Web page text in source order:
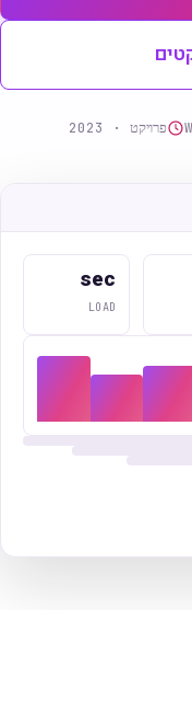
פרויקט · 2023
sec
LOAD